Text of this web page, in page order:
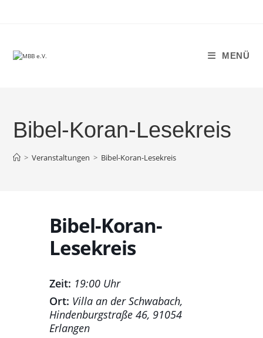
MENÜ
Bibel-Koran-Lesekreis
> Veranstaltungen > Bibel-Koran-Lesekreis
Bibel-Koran-
Lesekreis
Zeit: 19:00 Uhr
Ort: Villa an der Schwabach,
Hindenburgstraße 46, 91054
Erlangen